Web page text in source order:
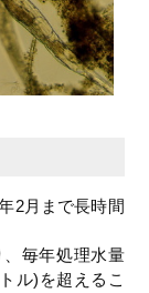
2月まで長時間
毎年処理水量
ル)を超えるこ